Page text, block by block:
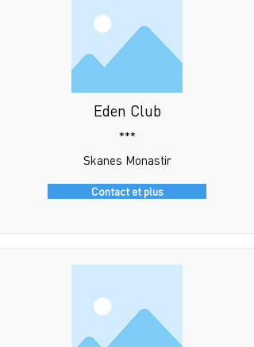
Eden Club
***
Skanes Monastir
Contact et plus